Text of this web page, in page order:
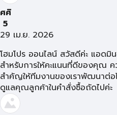
ศศิ
5
29 เม.ย. 2026
โฮมโปร ออนไลน์ สวัสดีค่ะ แอด
สำหรับการให้คะแนนที่ดีของคุณ
สำคัญให้ทีมงานของเราพัฒนาต่อ
ดูแลคุณลูกค้าในคำสั่งซื้อถัดไปค่ะ